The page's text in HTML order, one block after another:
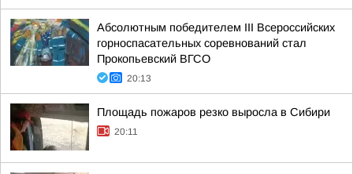
Абсолютным победителем III Всероссийских
горноспасательных соревнований стал
Прокопьевский ВГСО
20:13
Площадь пожаров резко выросла в Сибири
20:11